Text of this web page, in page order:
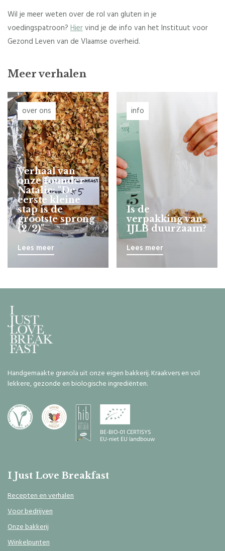
Wil je meer weten over de rol van gluten in je
voedingspatroon? Hiervind je de info van het Instituut voor
Gezond Leven van de Vlaamse overheid.
Meer verhalen
over ons
Verhaal van
onze founder
Natalie: "De
eerste kleine
stap is de
grootste sprong
(2/2)"
Lees meer
info
Is de
verpakking van
IJLB duurzaam?
Lees meer
Handgemaakte granola uit onze eigen bakkerij. Kraakvers en vol
lekkere, gezonde en biologische ingrediënten.
I Just Love Breakfast
Recepten en verhalen
Voor bedrijven
Onze bakkerij
Winkelpunten